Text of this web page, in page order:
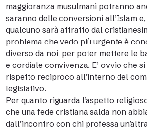
maggioranza musulmani potranno
saranno delle conversioni all’Islam
qualcuno sarà attratto dal
problema che vedo più urgente è
diverso da noi, per poter mettere le
e cordiale convivenza. E’ ovvio che
rispetto reciproco all’interno del
legislativo.
Per quanto riguarda l’aspetto
che una fede cristiana salda non
dall’incontro con chi professa